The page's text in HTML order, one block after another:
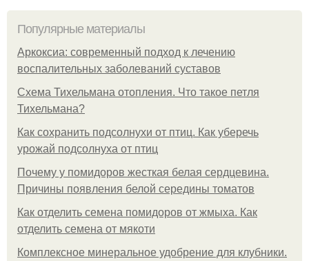
Популярные материалы
Аркоксиа: современный подход к лечению
воспалительных заболеваний суставов
Схема Тихельмана отопления. Что такое петля
Тихельмана?
Как сохранить подсолнухи от птиц. Как уберечь
урожай подсолнуха от птиц
Почему у помидоров жесткая белая сердцевина.
Причины появления белой середины томатов
Как отделить семена помидоров от жмыха. Как
отделить семена от мякоти
Комплексное минеральное удобрение для клубники.